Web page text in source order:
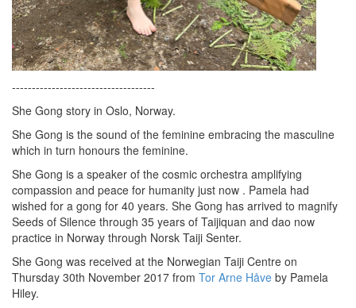
------------------------------------
She Gong story in Oslo, Norway.
She Gong is the sound of the feminine embracing the masculine
which in turn honours the feminine.
She Gong is a speaker of the cosmic orchestra amplifying
compassion and peace for humanity just now . Pamela had
wished for a gong for 40 years. She Gong has arrived to magnify
Seeds of Silence through 35 years of Taijiquan and dao now
practice in Norway through Norsk Taiji Senter.
She Gong was received at the Norwegian Taiji Centre on
Thursday 30th November 2017 from Tor Arne Håve by Pamela
Hiley.